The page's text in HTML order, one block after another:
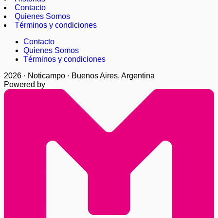
Contacto
Quienes Somos
Términos y condiciones
Contacto
Quienes Somos
Términos y condiciones
2026 · Noticampo · Buenos Aires, Argentina
Powered by